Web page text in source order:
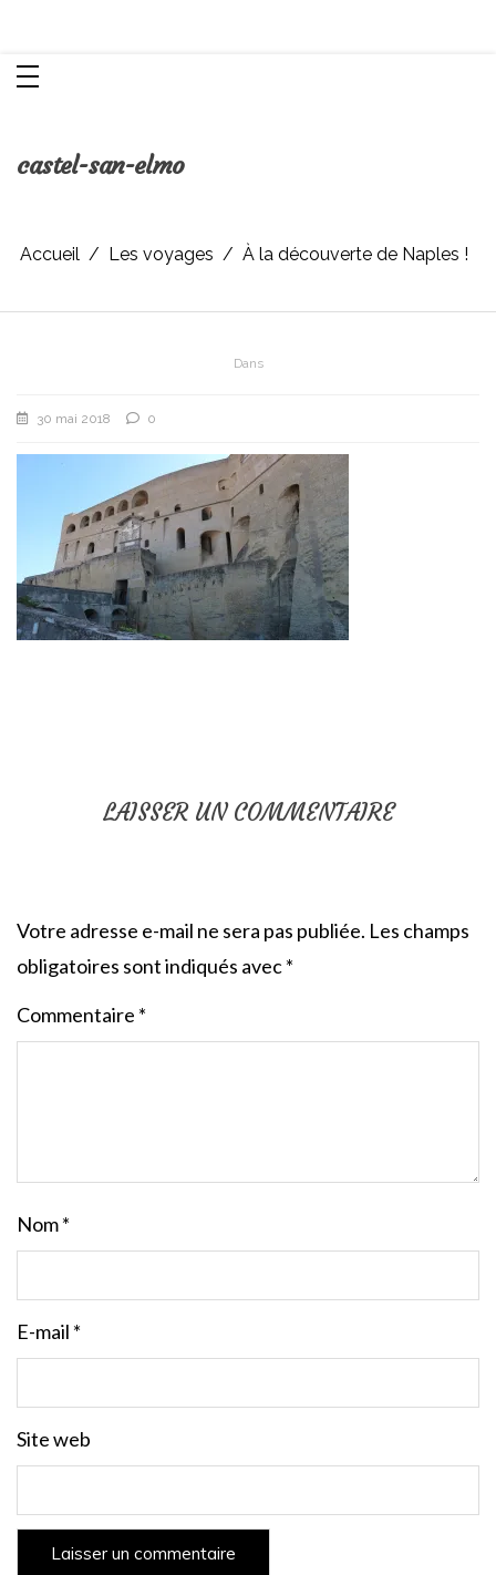
castel-san-elmo
Accueil Les voyages À la découverte de Naples !
Dans
30 mai 2018 0
LAISSER UN COMMENTAIRE
Votre adresse e-mail ne sera pas publiée. Les champs
obligatoires sont indiqués avec*
Commentaire *
Nom*
E-mail *
Site web